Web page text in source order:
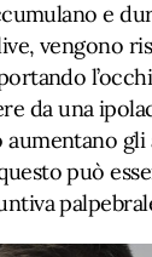
e
vengono
da una
aumentano
può